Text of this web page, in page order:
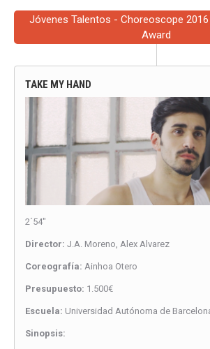
Jóvenes Talentos - Choreoscope
Award
TAKE MY HAND
2´54″
Director: J.A. Moreno, Alex Alvarez
Coreografía: Ainhoa Otero
Presupuesto: 1.500€
Escuela: Universidad Autónoma de
Sinopsis: